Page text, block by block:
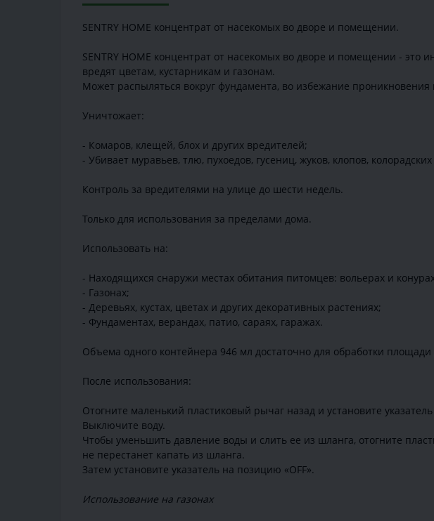
SENTRY HOME концентрат от насекомых во дворе и помещении.
SENTRY HOME концентрат от насекомых во дворе и помещении - это
вредят цветам, кустарникам и газонам.
Может распыляться вокруг фундамента, во избежание
Уничтожает:
- Комаров, клещей, блох и других вредителей;
- Убивает муравьев, тлю, пухоедов, гусениц, жуков, клопов,
Контроль за вредителями на улице до шести недель.
Только для использования за пределами дома.
Использовать на:
- Находящихся снаружи местах обитания питомцев: вольерах и
- Газонах;
- Деревьях, кустах, цветах и других декоративных растениях;
- Фундаментах, верандах, патио, сараях, гаражах.
Объема одного контейнера 946 мл достаточно для обработки площади
После использования:
Отогните маленький пластиковый рычаг назад и установите
Выключите воду.
Чтобы уменьшить давление воды и слить ее из шланга, отогните
не перестанет капать из шланга.
Затем установите указатель на позицию «OFF».
Использование на газонах